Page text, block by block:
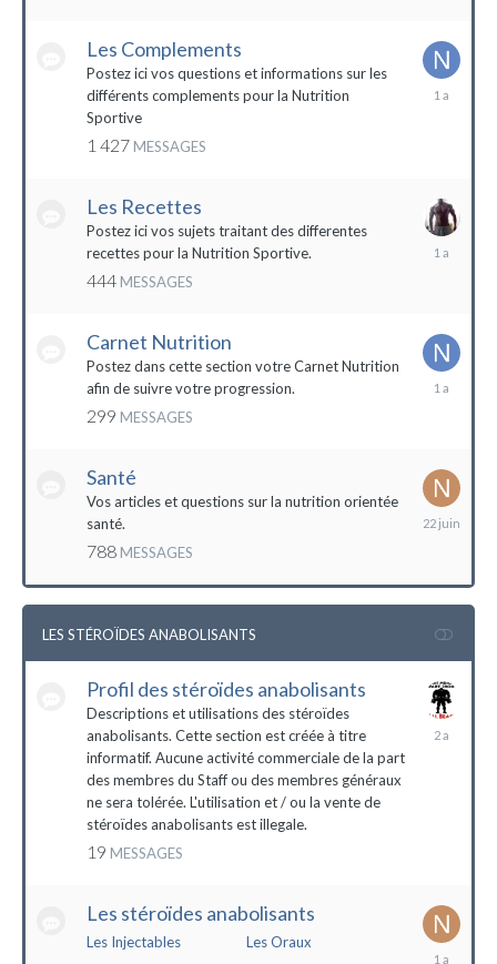
Les Complements
Postez ici vos questions et informations sur les
différents complements pour la Nutrition
Sportive
1 427 MESSAGES
Les Recettes
Postez ici vos sujets traitant des differentes
recettes pour la Nutrition Sportive.
444 MESSAGES
Carnet Nutrition
Postez dans cette section votre Carnet Nutrition
afin de suivre votre progression.
299 MESSAGES
13
Santé
Vos articles et questions sur la nutrition orientée
santé.
788 MESSAGES
22
LES STÉROÏDES ANABOLISANTS
Profil des stéroïdes anabolisants
Descriptions et utilisations des stéroïdes
anabolisants. Cette section est créée à titre
informatif. Aucune activité commerciale de la part
des membres du Staff ou des membres généraux
ne sera tolérée. L'utilisation et / ou la vente de
stéroïdes anabolisants est illegale.
19 MESSAGES
26
Les stéroïdes anabolisants
Les Injectables
Les Oraux